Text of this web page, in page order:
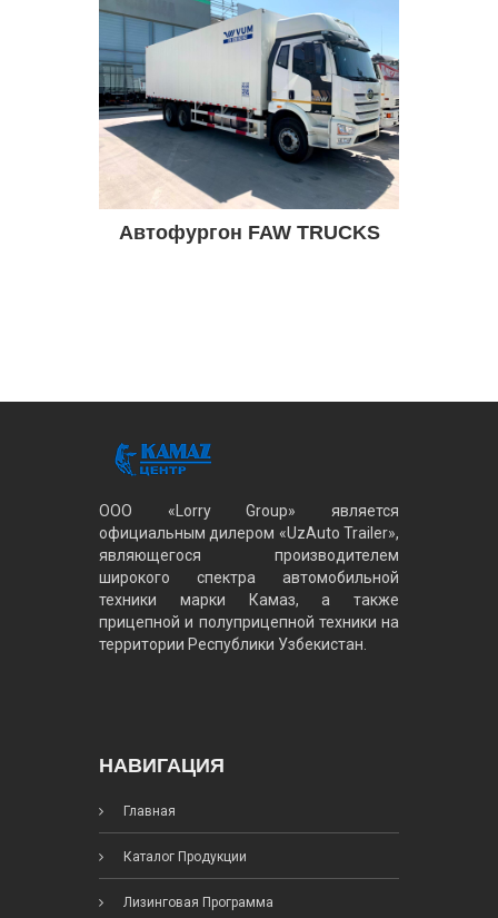
Автофургон FAW TRUCKS
ООО «Lorry Group» является
официальным дилером «UzAuto Trailer»,
являющегося производителем
широкого спектра автомобильной
техники марки Камаз, а также
прицепной и полуприцепной техники на
территории Республики Узбекистан.
НАВИГАЦИЯ
Главная
Каталог Продукции
Лизинговая Программа